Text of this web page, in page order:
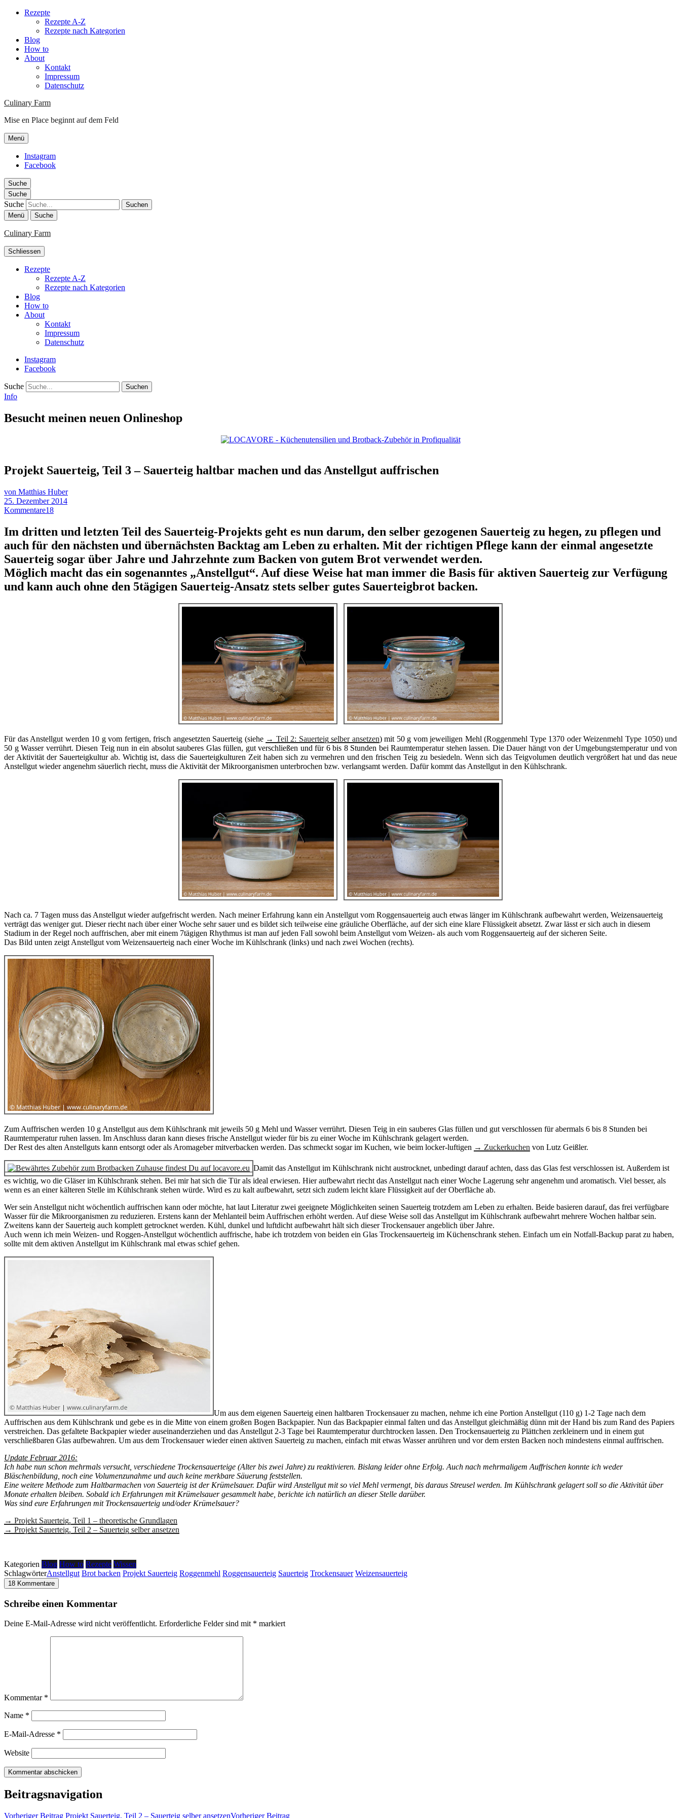
Rezepte
Rezepte A-Z
Rezepte nach Kategorien
Blog
How to
About
Kontakt
Impressum
Datenschutz
Culinary Farm
Mise en Place beginnt auf dem Feld
Menü
Instagram
Facebook
Suche
Suche
Suche
Menü Suche
Culinary Farm
Schliessen
Rezepte
Rezepte A-Z
Rezepte nach Kategorien
Blog
How to
About
Kontakt
Impressum
Datenschutz
Instagram
Facebook
Suche
Info
Besucht meinen neuen Onlineshop
Projekt Sauerteig, Teil 3 – Sauerteig haltbar machen und das Anstellgut auffrischen
von Matthias Huber
25. Dezember 2014
Kommentare18
Im dritten und letzten Teil des Sauerteig-Projekts geht es nun darum, den selber gezogenen Sauerteig zu hegen, zu pflegen und
auch für den nächsten und übernächsten Backtag am Leben zu erhalten. Mit der richtigen Pflege kann der einmal angesetzte
Sauerteig sogar über Jahre und Jahrzehnte zum Backen von gutem Brot verwendet werden.
Möglich macht das ein sogenanntes „Anstellgut“. Auf diese Weise hat man immer die Basis für aktiven Sauerteig zur Verfügung
und kann auch ohne den 5tägigen Sauerteig-Ansatz stets selber gutes Sauerteigbrot backen.
Für das Anstellgut werden 10 g vom fertigen, frisch angesetzten Sauerteig (siehe → Teil 2: Sauerteig selber ansetzen) mit 50 g vom jeweiligen Mehl (Roggenmehl Type 1370 oder Weizenmehl Type 1050) und
50 g Wasser verrührt. Diesen Teig nun in ein absolut sauberes Glas füllen, gut verschließen und für 6 bis 8 Stunden bei Raumtemperatur stehen lassen. Die Dauer hängt von der Umgebungstemperatur und von
der Aktivität der Sauerteigkultur ab. Wichtig ist, dass die Sauerteigkulturen Zeit haben sich zu vermehren und den frischen Teig zu besiedeln. Wenn sich das Teigvolumen deutlich vergrößert hat und das neue
Anstellgut wieder angenehm säuerlich riecht, muss die Aktivität der Mikroorganismen unterbrochen bzw. verlangsamt werden. Dafür kommt das Anstellgut in den Kühlschrank.
Nach ca. 7 Tagen muss das Anstellgut wieder aufgefrischt werden. Nach meiner Erfahrung kann ein Anstellgut vom Roggensauerteig auch etwas länger im Kühlschrank aufbewahrt werden, Weizensauerteig
verträgt das weniger gut. Dieser riecht nach über einer Woche sehr sauer und es bildet sich teilweise eine gräuliche Oberfläche, auf der sich eine klare Flüssigkeit absetzt. Zwar lässt er sich auch in diesem
Stadium in der Regel noch auffrischen, aber mit einem 7tägigen Rhythmus ist man auf jeden Fall sowohl beim Anstellgut vom Weizen- als auch vom Roggensauerteig auf der sicheren Seite.
Das Bild unten zeigt Anstellgut vom Weizensauerteig nach einer Woche im Kühlschrank (links) und nach zwei Wochen (rechts).
Zum Auffrischen werden 10 g Anstellgut aus dem Kühlschrank mit jeweils 50 g Mehl und Wasser verrührt. Diesen Teig in ein sauberes Glas füllen und gut verschlossen für abermals 6 bis 8 Stunden bei
Raumtemperatur ruhen lassen. Im Anschluss daran kann dieses frische Anstellgut wieder für bis zu einer Woche im Kühlschrank gelagert werden.
Der Rest des alten Anstellguts kann entsorgt oder als Aromageber mitverbacken werden. Das schmeckt sogar im Kuchen, wie beim locker-luftigen → Zuckerkuchen von Lutz Geißler.
Damit das Anstellgut im Kühlschrank nicht austrocknet, unbedingt darauf achten, dass das Glas fest verschlossen ist. Außerdem ist
es wichtig, wo die Gläser im Kühlschrank stehen. Bei mir hat sich die Tür als ideal erwiesen. Hier aufbewahrt riecht das Anstellgut nach einer Woche Lagerung sehr angenehm und aromatisch. Viel besser, als
wenn es an einer kälteren Stelle im Kühlschrank stehen würde. Wird es zu kalt aufbewahrt, setzt sich zudem leicht klare Flüssigkeit auf der Oberfläche ab.
Wer sein Anstellgut nicht wöchentlich auffrischen kann oder möchte, hat laut Literatur zwei geeignete Möglichkeiten seinen Sauerteig trotzdem am Leben zu erhalten. Beide basieren darauf, das frei verfügbare
Wasser für die Mikroorganismen zu reduzieren. Erstens kann der Mehlanteil beim Auffrischen erhöht werden. Auf diese Weise soll das Anstellgut im Kühlschrank aufbewahrt mehrere Wochen haltbar sein.
Zweitens kann der Sauerteig auch komplett getrocknet werden. Kühl, dunkel und luftdicht aufbewahrt hält sich dieser Trockensauer angeblich über Jahre.
Auch wenn ich mein Weizen- und Roggen-Anstellgut wöchentlich auffrische, habe ich trotzdem von beiden ein Glas Trockensauerteig im Küchenschrank stehen. Einfach um ein Notfall-Backup parat zu haben,
sollte mit dem aktiven Anstellgut im Kühlschrank mal etwas schief gehen.
Um aus dem eigenen Sauerteig einen haltbaren Trockensauer zu machen, nehme ich eine Portion Anstellgut (110 g) 1-2 Tage nach dem
Auffrischen aus dem Kühlschrank und gebe es in die Mitte von einem großen Bogen Backpapier. Nun das Backpapier einmal falten und das Anstellgut gleichmäßig dünn mit der Hand bis zum Rand des Papiers
verstreichen. Das gefaltete Backpapier wieder auseinanderziehen und das Anstellgut 2-3 Tage bei Raumtemperatur durchtrocken lassen. Den Trockensauerteig zu Plättchen zerkleinern und in einem gut
verschließbaren Glas aufbewahren. Um aus dem Trockensauer wieder einen aktiven Sauerteig zu machen, einfach mit etwas Wasser anrühren und vor dem ersten Backen noch mindestens einmal auffrischen.
Update Februar 2016:
Ich habe nun schon mehrmals versucht, verschiedene Trockensauerteige (Alter bis zwei Jahre) zu reaktivieren. Bislang leider ohne Erfolg. Auch nach mehrmaligem Auffrischen konnte ich weder
Bläschenbildung, noch eine Volumenzunahme und auch keine merkbare Säuerung feststellen.
Eine weitere Methode zum Haltbarmachen von Sauerteig ist der Krümelsauer. Dafür wird Anstellgut mit so viel Mehl vermengt, bis daraus Streusel werden. Im Kühlschrank gelagert soll so die Aktivität über
Monate erhalten bleiben. Sobald ich Erfahrungen mit Krümelsauer gesammelt habe, berichte ich natürlich an dieser Stelle darüber.
Was sind eure Erfahrungen mit Trockensauerteig und/oder Krümelsauer?
→ Projekt Sauerteig, Teil 1 – theoretische Grundlagen
→ Projekt Sauerteig, Teil 2 – Sauerteig selber ansetzen
Kategorien Blog How to Rezepte Wissen
SchlagwörterAnstellgut Brot backen Projekt Sauerteig Roggenmehl Roggensauerteig Sauerteig Trockensauer Weizensauerteig
18 Kommentare
Schreibe einen Kommentar
Deine E-Mail-Adresse wird nicht veröffentlicht. Erforderliche Felder sind mit * markiert
Kommentar *
Name *
E-Mail-Adresse *
Website
Beitragsnavigation
Vorheriger Beitrag Projekt Sauerteig, Teil 2 – Sauerteig selber ansetzenVorheriger Beitrag